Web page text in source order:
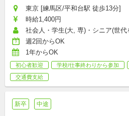
東京 [練馬区/平和台駅 徒歩13分]
時給1,400円
社会人・学生(大, 専)・シニア(世
週2回からOK
1年からOK
初心者歓迎 学校/仕事終わりから参加
交通費支給
新卒 中途